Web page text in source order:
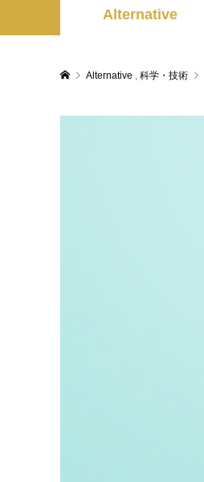
Alternative
Alternative , 科学・技術